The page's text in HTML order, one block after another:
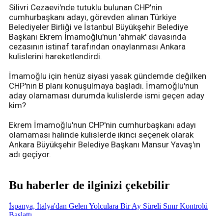
Silivri Cezaevi'nde tutuklu bulunan CHP'nin
cumhurbaşkanı adayı, görevden alınan Türkiye
Belediyeler Birliği ve İstanbul Büyükşehir Belediye
Başkanı Ekrem İmamoğlu'nun 'ahmak' davasında
cezasının istinaf tarafından onaylanması Ankara
kulislerini hareketlendirdi.
İmamoğlu için henüz siyasi yasak gündemde değilken
CHP'nin B planı konuşulmaya başladı. İmamoğlu'nun
aday olamaması durumda kulislerde ismi geçen aday
kim?
Ekrem İmamoğlu'nun CHP'nin cumhurbaşkanı adayı
olamaması halinde kulislerde ikinci seçenek olarak
Ankara Büyükşehir Belediye Başkanı Mansur Yavaş'ın
adı geçiyor.
Bu haberler de ilginizi çekebilir
İspanya, İtalya'dan Gelen Yolculara Bir Ay Süreli Sınır Kontrolü